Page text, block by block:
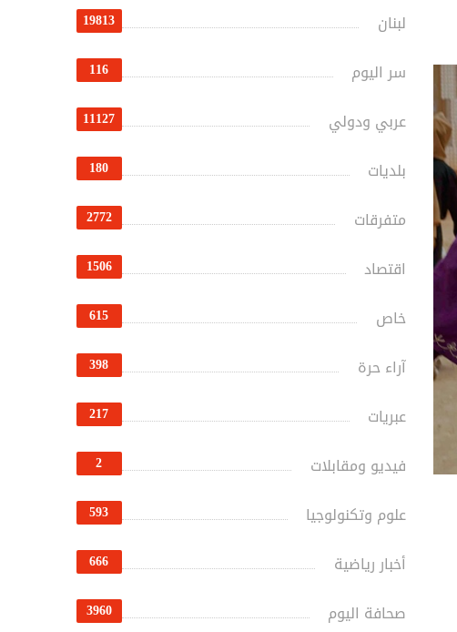
لبنان 19813
سر اليوم 116
عربي ودولي 11127
بلديات 180
متفرقات 2772
اقتصاد 1506
خاص 615
آراء حرة 398
عبريات 217
فيديو ومقابلات 2
علوم وتكنولوجيا 593
أخبار رياضية 666
صحافة اليوم 3960